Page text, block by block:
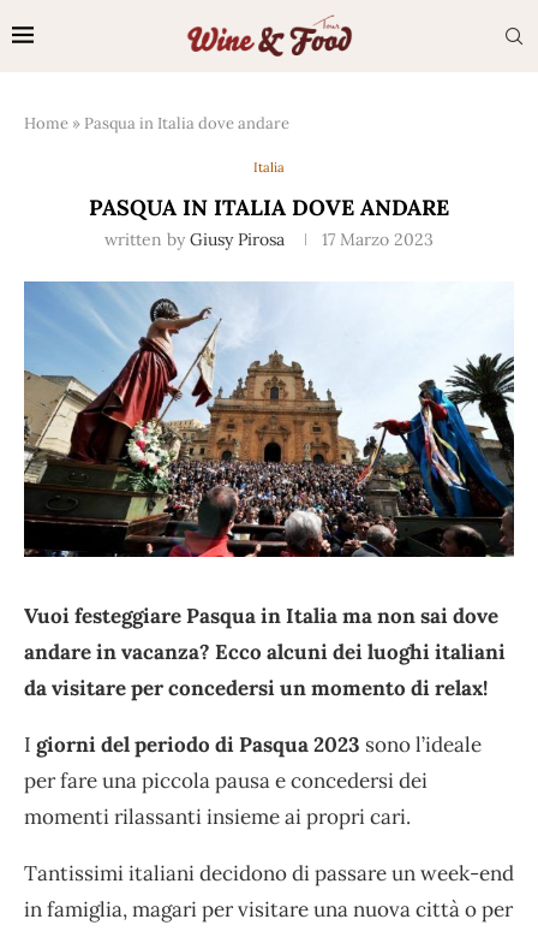
Home » Pasqua in Italia dove andare
Italia
PASQUA IN ITALIA DOVE ANDARE
written by Giusy Pirosa 17 Marzo 2023
Vuoi festeggiare Pasqua in Italia ma non sai dove
andare in vacanza? Ecco alcuni dei luoghi italiani
da visitare per concedersi un momento di relax!
I giorni del periodo di Pasqua 2023 sono l’ideale
per fare una piccola pausa e concedersi dei
momenti rilassanti insieme ai propri cari.
Tantissimi italiani decidono di passare un week-end
in famiglia, magari per visitare una nuova città o per